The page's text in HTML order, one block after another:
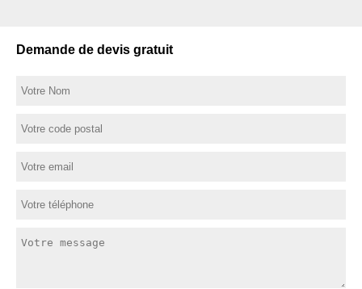
Demande de devis gratuit